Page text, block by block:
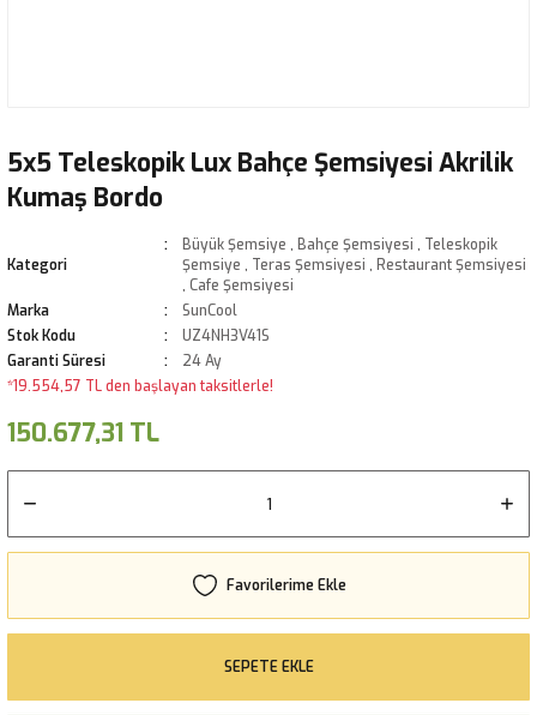
5x5 Teleskopik Lux Bahçe Şemsiyesi Akrilik
Kumaş Bordo
Kategori
Büyük Şemsiye , Bahçe Şemsiyesi , Teleskopik
Şemsiye , Teras Şemsiyesi , Restaurant Şemsiyesi
, Cafe Şemsiyesi
Marka
SunCool
Stok Kodu
UZ4NH3V41S
Garanti Süresi
24 Ay
*19.554,57 TL den başlayan taksitlerle!
150.677,31 TL
SEPETE EKLE